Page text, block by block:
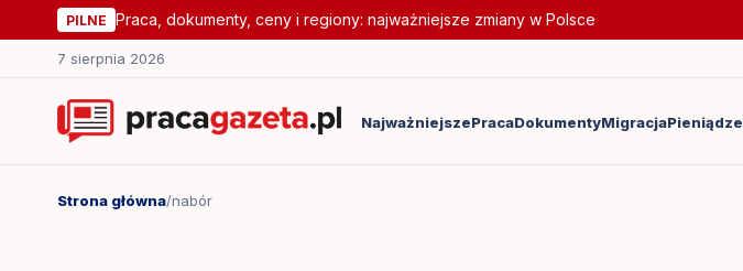
PILNE Praca, dokumenty, ceny i regiony: najważniejsze zmiany w Polsce
7 sierpnia 2026
NajważniejszePracaDokumentyMigracjaPieniądze
Strona główna/nabór